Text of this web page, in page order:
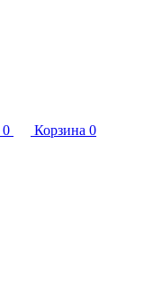
0 Корзина 0